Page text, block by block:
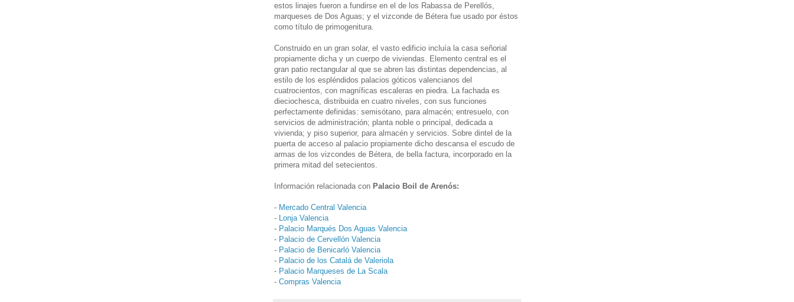
estos linajes fueron a fundirse en el de los Rabassa de Perellós,
marqueses de Dos Aguas; y el vizconde de Bétera fue usado por éstos
como título de primogenitura.
Construido en un gran solar, el vasto edificio incluía la casa señorial
propiamente dicha y un cuerpo de viviendas. Elemento central es el
gran patio rectangular al que se abren las distintas dependencias, al
estilo de los espléndidos palacios góticos valencianos del
cuatrocientos, con magníficas escaleras en piedra. La fachada es
dieciochesca, distribuida en cuatro niveles, con sus funciones
perfectamente definidas: semisótano, para almacén; entresuelo, con
servicios de administración; planta noble o principal, dedicada a
vivienda; y piso superior, para almacén y servicios. Sobre dintel de la
puerta de acceso al palacio propiamente dicho descansa el escudo de
armas de los vizcondes de Bétera, de bella factura, incorporado en la
primera mitad del setecientos.
Información relacionada con Palacio Boil de Arenós:
- Mercado Central Valencia
-
Lonja Valencia
- Palacio Marqués Dos Aguas Valencia
- Palacio de Cervellón Valencia
- Palacio de Benicarló Valencia
- Palacio de los Catalá de Valeriola
- Palacio Marqueses de La Scala
- Compras Valencia